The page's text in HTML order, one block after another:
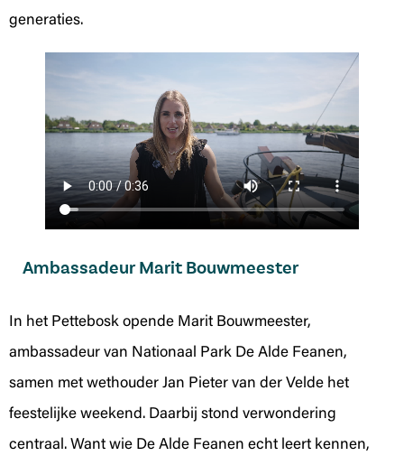
generaties.
Ambassadeur Marit Bouwmeester
In het Pettebosk opende Marit Bouwmeester,
ambassadeur van Nationaal Park De Alde Feanen,
samen met wethouder Jan Pieter van der Velde het
feestelijke weekend. Daarbij stond verwondering
centraal. Want wie De Alde Feanen echt leert kennen,